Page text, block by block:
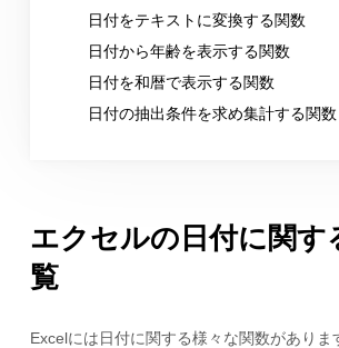
日付をテキストに変換する関数
日付から年齢を表示する関数
日付を和暦で表示する関数
日付の抽出条件を求め集計する関数
エクセルの日付に関す
覧
Excelには日付に関する様々な関数がありま